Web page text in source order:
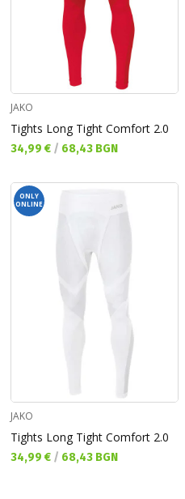
JAKO
Tights Long Tight Comfort 2.0
Текуща цена:
34,99 € / 68,43 BGN
ONLY
ONLINE
JAKO
Tights Long Tight Comfort 2.0
Текуща цена:
34,99 € / 68,43 BGN